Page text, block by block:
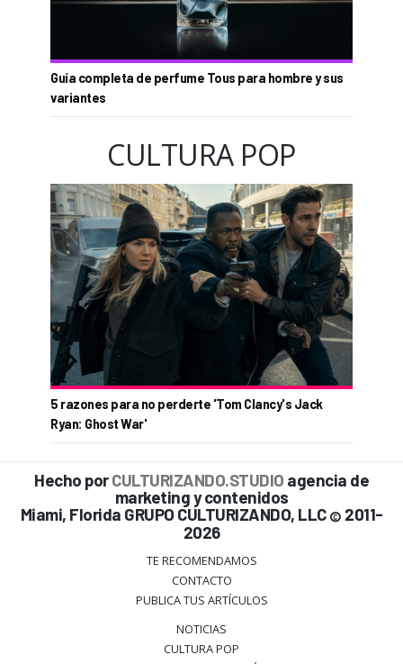
Guía completa de perfume Tous para hombre y sus
variantes
CULTURA POP
5 razones para no perderte 'Tom Clancy's Jack
Ryan: Ghost War'
Hecho porCULTURIZANDO.STUDIO agencia de
marketing y contenidos
Miami, Florida GRUPO CULTURIZANDO, LLC © 2011-
2026
TE RECOMENDAMOS
CONTACTO
PUBLICA TUS ARTÍCULOS
NOTICIAS
CULTURA POP